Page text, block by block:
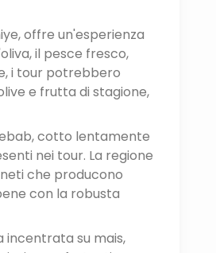
offre un'esperienza
il pesce fresco,
i tour potrebbero
e frutta di stagione,
cotto lentamente
nei tour. La regione
che producono
con la robusta
incentrata su mais,